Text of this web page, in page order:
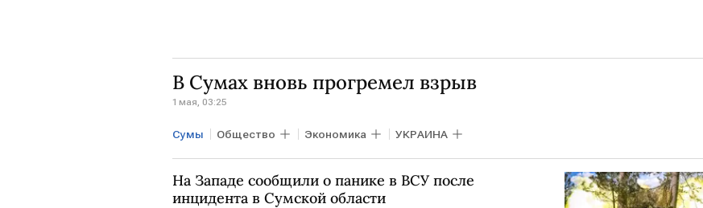
В Сумах вновь прогремел взрыв
1 мая, 03:25
Сумы Общество Экономика УКРАИНА
На Западе сообщили о панике в ВСУ после
инцидента в Сумской области